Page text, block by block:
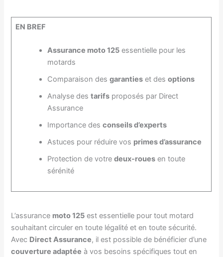
EN BREF
Assurance moto 125essentielle pour les
motards
Comparaison des garantieset des options
Analyse des tarifsproposés par Direct
Assurance
Importance des conseils d’experts
Astuces pour réduire vos primes d’assurance
Protection de votre deux-rouesen toute
sérénité
L’assurance moto 125 est essentielle pour tout motard
souhaitant circuler en toute légalité et en toute sécurité.
Avec Direct Assurance, il est possible de bénéficier d’une
couverture adaptée à vos besoins spécifiques tout en